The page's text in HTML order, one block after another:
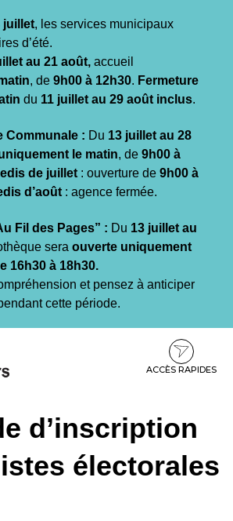
juillet, les services municipaux
d’été.
au 21 août, accueil
, de 9h00 à 12h30. Fermeture
du 11 juillet au 29 août inclus.
Communale : Du 13 juillet au 28
le matin, de 9h00 à
de juillet : ouverture de 9h00 à
d’août : agence fermée.
Fil des Pages” : Du 13 juillet au
sera ouverte uniquement
16h30 à 18h30.
et pensez à anticiper
cette période.
ACCÈS RAPIDES
d’inscription
électorales